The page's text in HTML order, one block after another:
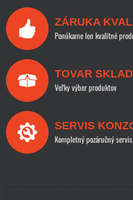
ZÁRUKA
Ponúkame len kvalitné
TOVAR
Veľky výber produktov
SERVIS
Kompletný pozáručný servis